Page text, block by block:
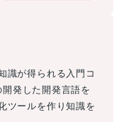
識が得られる入門コ
発した開発言語を
ツールを作り知識を